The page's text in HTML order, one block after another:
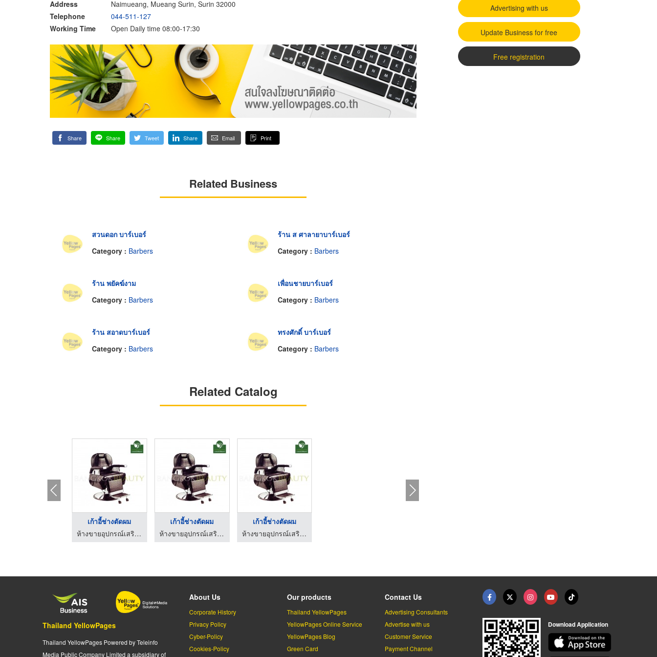
Address
Naimueang, Mueang Surin, Surin 32000
Telephone
044-511-127
Working Time
Open Daily time 08:00-17:30
Share Share Tweet Share Email Print
Related Business
สวนดอก บาร์เบอร์
Category : Barbers
ร้าน ส ศาลายาบาร์เบอร์
Category : Barbers
ร้าน พยัคฆ์งาม
Category : Barbers
เพื่อนชายบาร์เบอร์
Category : Barbers
ร้าน สอาดบาร์เบอร์
Category : Barbers
ทรงศักดิ์ บาร์เบอร์
Category : Barbers
Related Catalog
เก้าอี้ช่างตัดผม
ห้างขายอุปกรณ์เสริมสวยและเครื่องสัก
เก้าอี้ช่างตัดผม
ห้างขายอุปกรณ์เสริมสวยและเครื่องสัก
เก้าอี้ช่างตัดผม
ห้างขายอุปกรณ์เสริมสวยและเครื่องสัก
Advertising with us
Update Business for free
Free registration
Thailand YellowPages
Thailand YellowPages Powered by Teleinfo
Media Public Company Limited a subsidiary of
About Us
Corporate History
Privacy Policy
Cyber-Policy
Cookies-Policy
Our products
Thailand YellowPages
YellowPages Online Service
YellowPages Blog
Green Card
Contact Us
Advertising Consultants
Advertise with us
Customer Service
Payment Channel
Download Application